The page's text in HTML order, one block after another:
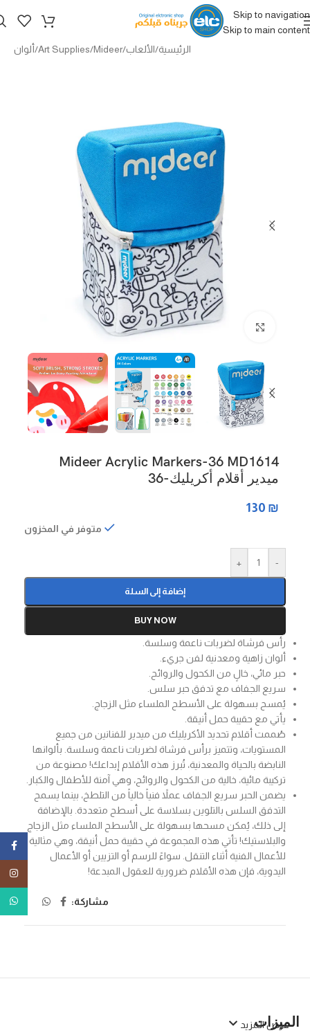
Skip to navigation
Skip to main content
الرئيسية/الألعاب/
Mideer
/
Art Supplies
/ألوان
Click to enlarge
Mideer Acrylic Markers-36 MD1614
ميدير أقلام أكريليك-36
130 ₪
متوفر في المخزون
-
+
إضافة إلى السلة
BUY NOW
رأس فرشاة لضربات ناعمة وسلسة.
ألوان زاهية ومعدنية لفن جريء.
حبر مائي، خالٍ من الكحول والروائح.
سريع الجفاف مع تدفق حبر سلس.
يُمسح بسهولة على الأسطح الملساء مثل الزجاج.
يأتي مع حقيبة حمل أنيقة.
صُممت أقلام تحديد الأكريليك من ميدير للفنانين من جميع
المستويات، وتتميز برأس فرشاة لضربات ناعمة وسلسة. بألوانها
النابضة بالحياة والمعدنية، تُبرز هذه الأقلام إبداعك! مصنوعة من
تركيبة مائية، خالية من الكحول والروائح، وهي آمنة للأطفال والكبار.
يضمن الحبر سريع الجفاف عملاً فنياً خالياً من التلطخ، بينما يسمح
التدفق السلس بالتلوين بسلاسة على أسطح متعددة. بالإضافة
إلى ذلك، يُمكن مسحها بسهولة على الأسطح الملساء مثل الزجاج
والبلاستيك! تأتي هذه المجموعة في حقيبة حمل أنيقة، وهي مثالية
للأعمال الفنية أثناء التنقل. سواءً للرسم أو التزيين أو الأعمال
اليدوية، فإن هذه الأقلام ضرورية للعقول المبدعة!
مشاركة:
الميزات
عرض المزيد